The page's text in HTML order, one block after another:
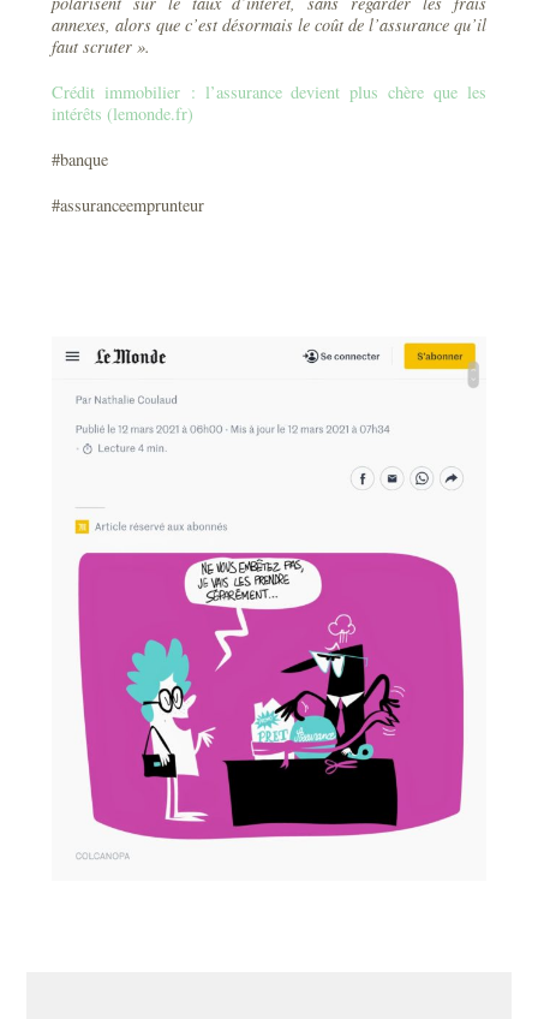
annexes, alors que c’est désormais le coût de l’assurance qu’il
faut scruter ».
Crédit immobilier : l’assurance devient plus chère que les
intérêts (lemonde.fr)
#banque
#assuranceemprunteur